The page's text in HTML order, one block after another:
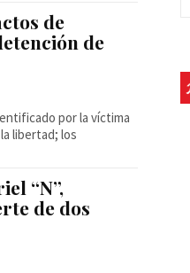
de
de
por la víctima
libertad; los
“N”,
de dos